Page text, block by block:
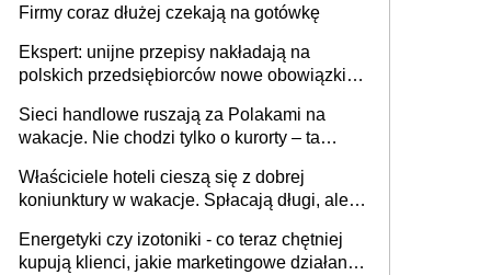
Firmy coraz dłużej czekają na gotówkę
Ekspert: unijne przepisy nakładają na
polskich przedsiębiorców nowe obowiązki w
Sieci handlowe ruszają za Polakami na
wakacje. Nie chodzi tylko o kurorty – ta
tam, gdzie wielu spędzi urlop po cichu
Właściciele hoteli cieszą się z dobrej
koniunktury w wakacje. Spłacają długi, ale
Energetyki czy izotoniki - co teraz chętniej
kupują klienci, jakie marketingowe działania